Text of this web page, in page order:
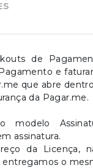
de
e
que abre
da Pagar.me.
modelo
assinatura.
da Licença,
o